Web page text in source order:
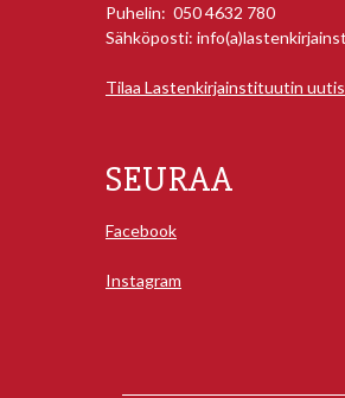
Puhelin: 050 4632 780
Sähköposti:
Tilaa Lastenkirjainstituutin
SEURAA
Facebook
Instagram